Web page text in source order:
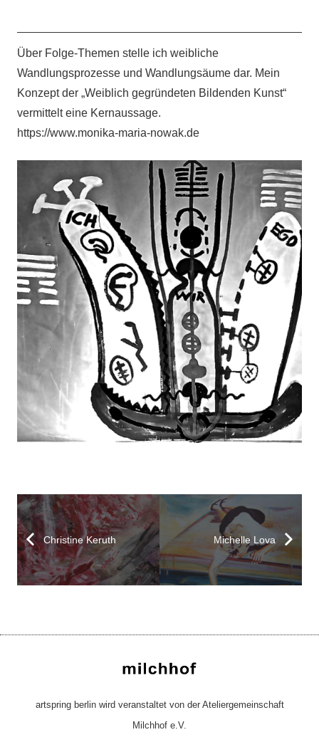
Über Folge-Themen stelle ich weibliche
Wandlungsprozesse und Wandlungsäume dar. Mein
Konzept der „Weiblich gegründeten Bildenden Kunst“
vermittelt eine Kernaussage.
https://www.monika-maria-nowak.de
Christine Keruth Michelle Lova
artspring berlin wird veranstaltet von der Ateliergemeinschaft
Milchhof e.V.